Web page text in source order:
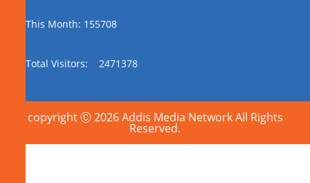
This Month: 155708
Total Visitors: 2471378
copyright Ⓒ 2026 Addis Media Network All Rights
Reserved.